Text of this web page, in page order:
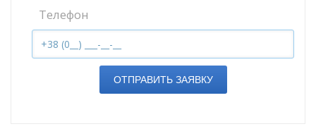
Телефон
ОТПРАВИТЬ ЗАЯВКУ